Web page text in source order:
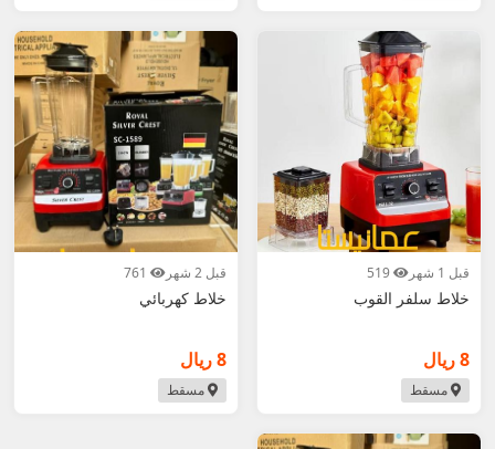
عُمانيستا... سوق الخلاطات في عُمان الأول.
قبل 1 شهر
خلاط سلفر القوب
8 ريال
مسقط
قبل 2 شهر
خلاط كهربائي
8 ريال
مسقط